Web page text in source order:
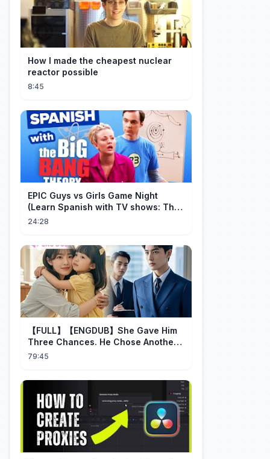
How I made the cheapest nuclear
reactor possible
8:45
EPIC Guys vs Girls Game Night
(Learn Spanish with TV shows: The
Big Bang Theory)
24:28
【FULL】【ENGDUB】She Gave Him
Three Chances. He Chose Another
Man's Daughter.#cdrama
79:45